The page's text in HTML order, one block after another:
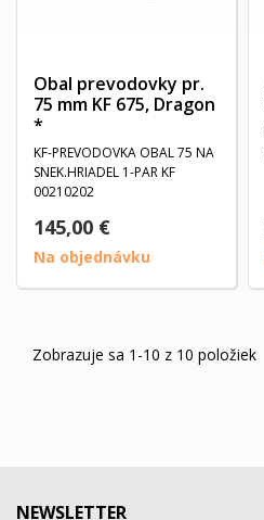
Obal prevodovky pr.
75 mm KF 675, Dragon
*
KF-PREVODOVKA OBAL 75 NA
SNEK.HRIADEL 1-PAR KF
00210202
145,00 €
Na objednávku
Zobrazuje sa 1-10 z 10 položiek
NEWSLETTER